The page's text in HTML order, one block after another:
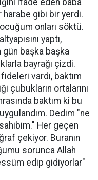
ifade eden baba
harabe gibi bir yerdi.
onları söktü.
yaptı,
gün başka başka
bayrağı çizdi.
vardı, baktım
çubukların ortalarını
baktım ki bu
Dedim "ne
Her geçen
çekiyor. Buranın
sorunca Allah
edip gidiyorlar"